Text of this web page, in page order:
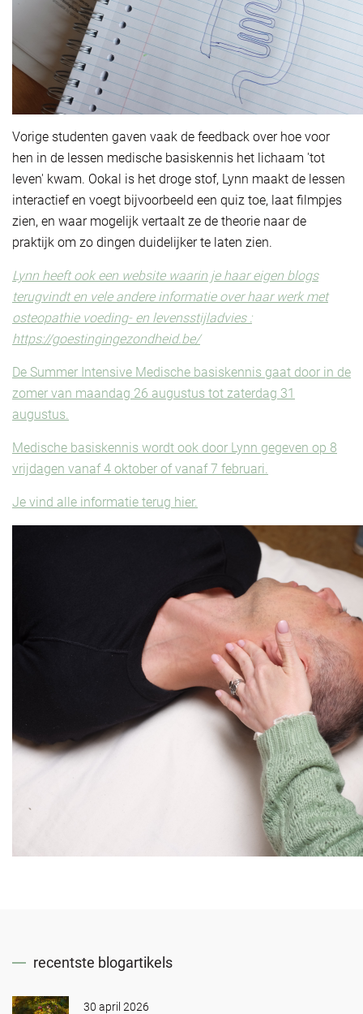
Vorige studenten gaven vaak de feedback over hoe voor
hen in de lessen medische basiskennis het lichaam 'tot
leven' kwam. Ookal is het droge stof, Lynn maakt de lessen
interactief en voegt bijvoorbeeld een quiz toe, laat filmpjes
zien, en waar mogelijk vertaalt ze de theorie naar de
praktijk om zo dingen duidelijker te laten zien.
Lynn heeft ook een website waarin je haar eigen blogs
terugvindt en vele andere informatie over haar werk met
osteopathie voeding- en levensstijladvies :
https://goestingingezondheid.be/
De Summer Intensive Medische basiskennis gaat door in de
zomer van maandag 26 augustus tot zaterdag 31
augustus.
Medische basiskennis wordt ook door Lynn gegeven op 8
vrijdagen vanaf 4 oktober of vanaf 7 februari.
Je vind alle informatie terug hier.
recentste blogartikels
30 april 2026